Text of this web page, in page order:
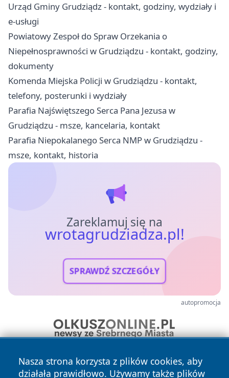
Urząd Gminy Grudziądz - kontakt, godziny, wydziały i
e-usługi
Powiatowy Zespoł do Spraw Orzekania o
Niepełnosprawności w Grudziądzu - kontakt, godziny,
dokumenty
Komenda Miejska Policji w Grudziądzu - kontakt,
telefony, posterunki i wydziały
Parafia Najświętszego Serca Pana Jezusa w
Grudziądzu - msze, kancelaria, kontakt
Parafia Niepokalanego Serca NMP w Grudziądzu -
msze, kontakt, historia
Zareklamuj się na
wrotagrudziadza.pl!
SPRAWDŹ SZCZEGÓŁY
autopromocja
Nasza strona korzysta z plików cookies, aby
działała prawidłowo. Używamy także plików